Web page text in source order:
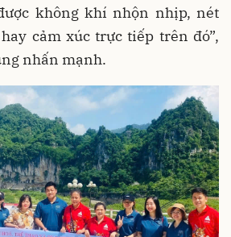
không khí nhộn nhịp, nét
cảm xúc trực tiếp trên đó”,
nhấn mạnh.